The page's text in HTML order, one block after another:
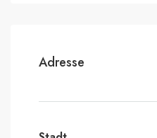
Adresse